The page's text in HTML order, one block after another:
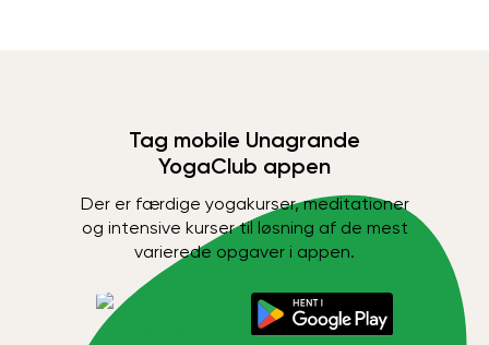
Tag mobile Unagrande
YogaClub appen
Der er færdige yogakurser, meditationer
og intensive kurser til løsning af de mest
varierede opgaver i appen.